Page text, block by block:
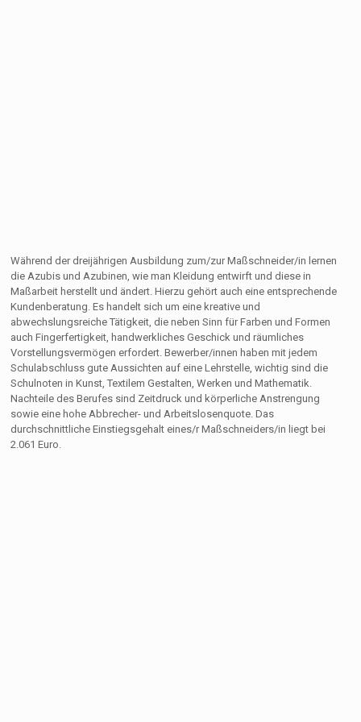
Während der dreijährigen Ausbildung zum/zur Maßschneider/in lernen
die Azubis und Azubinen, wie man Kleidung entwirft und diese in
Maßarbeit herstellt und ändert. Hierzu gehört auch eine entsprechende
Kundenberatung. Es handelt sich um eine kreative und
abwechslungsreiche Tätigkeit, die neben Sinn für Farben und Formen
auch Fingerfertigkeit, handwerkliches Geschick und räumliches
Vorstellungsvermögen erfordert. Bewerber/innen haben mit jedem
Schulabschluss gute Aussichten auf eine Lehrstelle, wichtig sind die
Schulnoten in Kunst, Textilem Gestalten, Werken und Mathematik.
Nachteile des Berufes sind Zeitdruck und körperliche Anstrengung
sowie eine hohe Abbrecher- und Arbeitslosenquote. Das
durchschnittliche Einstiegsgehalt eines/r Maßschneiders/in liegt bei
2.061 Euro.